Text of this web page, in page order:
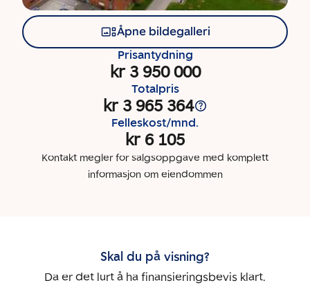
Åpne bildegalleri
Prisantydning
kr 3 950 000
Totalpris
kr 3 965 364
Felleskost/mnd.
kr 6 105
Kontakt megler for salgsoppgave med komplett
informasjon om eiendommen
Skal du på visning?
Da er det lurt å ha finansieringsbevis klart.